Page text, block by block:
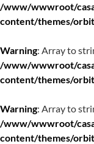
/www/wwwroot/
content/themes/
Warning: Array to
/www/wwwroot/
content/themes/
Warning: Array to
/www/wwwroot/
content/themes/